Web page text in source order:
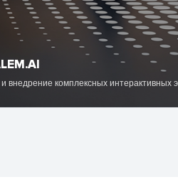
внедрение комплексных интерактивных